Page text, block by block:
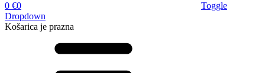
0 €0
Toggle
Dropdown
Košarica je prazna